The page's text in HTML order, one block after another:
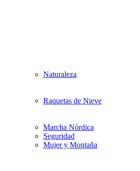
Naturaleza
Raquetas de Nieve
Marcha Nórdica
Seguridad
Mujer y Montaña